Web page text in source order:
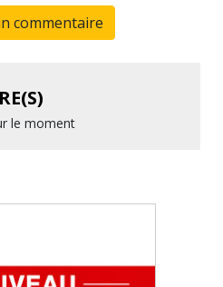
commentaire
le moment